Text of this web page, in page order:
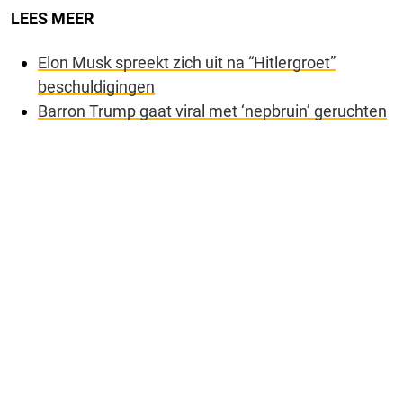
LEES MEER
Elon Musk spreekt zich uit na “Hitlergroet”
beschuldigingen
Barron Trump gaat viral met ‘nepbruin’ geruchten